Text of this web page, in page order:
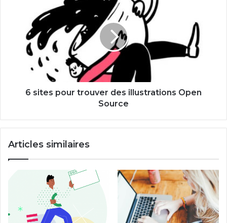
trouver
illustrations
6 sites pour trouver des illustrations Open
Source
Articles similaires